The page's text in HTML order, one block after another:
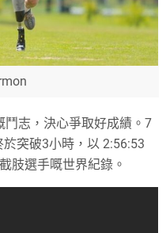
鬥志，決心爭取好成績。7
突破3小時，以 2:56:53
肢選手嘅世界紀錄。